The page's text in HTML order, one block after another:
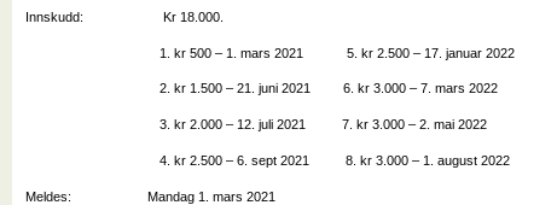
Innskudd: Kr 18.000.
1. kr 500 – 1. mars 2021 5. kr 2.500 – 17. januar 2022
2. kr 1.500 – 21. juni 2021 6. kr 3.000 – 7. mars 2022
3. kr 2.000 – 12. juli 2021 7. kr 3.000 – 2. mai 2022
4. kr 2.500 – 6. sept 2021 8. kr 3.000 – 1. august 2022
Meldes: Mandag 1. mars 2021